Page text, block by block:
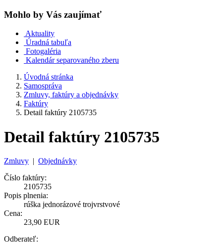
Mohlo by Vás zaujímať
Aktuality
Úradná tabuľa
Fotogaléria
Kalendár separovaného zberu
Úvodná stránka
Samospráva
Zmluvy, faktúry a objednávky
Faktúry
Detail faktúry 2105735
Detail faktúry 2105735
Zmluvy | Objednávky
Číslo faktúry:
2105735
Popis plnenia:
rúška jednorázové trojvrstvové
Cena:
23,90 EUR
Odberateľ: